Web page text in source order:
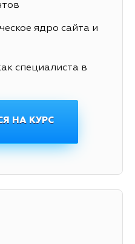
ядро сайта и
специалиста в
НА КУРС